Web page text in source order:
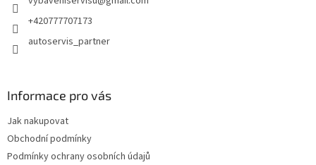
+420777707173
autoservis_partner
Informace pro vás
Jak nakupovat
Obchodní podmínky
Podmínky ochrany osobních údajů